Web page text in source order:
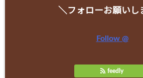
＼フォローお願いし
Follow @
feedly